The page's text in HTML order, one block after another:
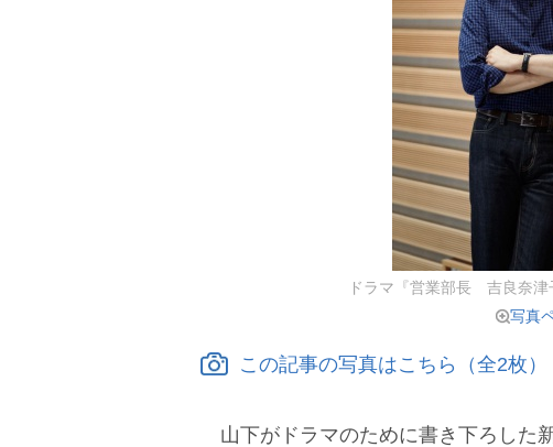
ドラマ『営業部長 吉良奈津
写真
この記事の写真はこちら（全2枚）
山下がドラマのために書き下ろした